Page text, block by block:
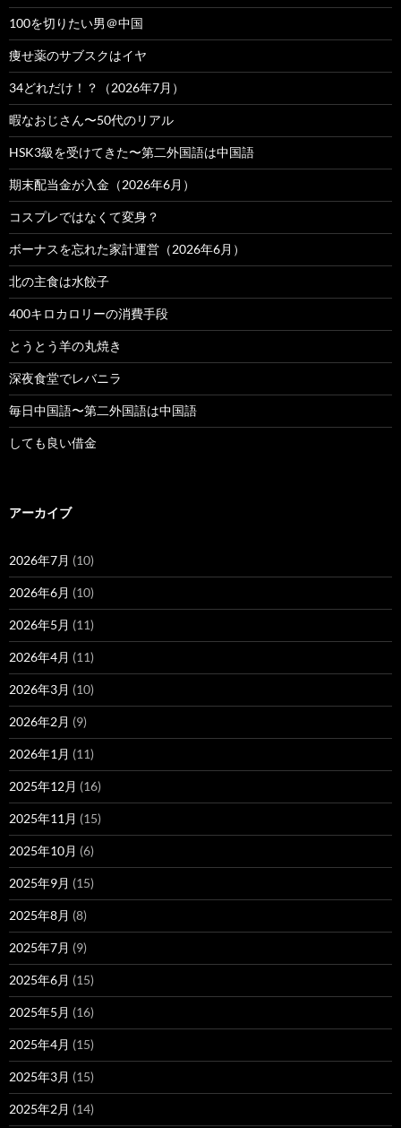
100を切りたい男＠中国
痩せ薬のサブスクはイヤ
34どれだけ！？（2026年7月）
暇なおじさん〜50代のリアル
HSK3級を受けてきた〜第二外国語は中国語
期末配当金が入金（2026年6月）
コスプレではなくて変身？
ボーナスを忘れた家計運営（2026年6月）
北の主食は水餃子
400キロカロリーの消費手段
とうとう羊の丸焼き
深夜食堂でレバニラ
毎日中国語〜第二外国語は中国語
しても良い借金
アーカイブ
2026年7月 (10)
2026年6月 (10)
2026年5月 (11)
2026年4月 (11)
2026年3月 (10)
2026年2月 (9)
2026年1月 (11)
2025年12月 (16)
2025年11月 (15)
2025年10月 (6)
2025年9月 (15)
2025年8月 (8)
2025年7月 (9)
2025年6月 (15)
2025年5月 (16)
2025年4月 (15)
2025年3月 (15)
2025年2月 (14)